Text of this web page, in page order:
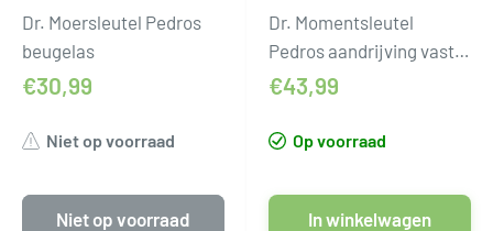
Dr. Moersleutel Pedros
beugelas
€30,99
Niet op voorraad
Niet op voorraad
Dr. Momentsleutel
Pedros aandrijving vast
koppel
€43,99
Op voorraad
In winkelwagen